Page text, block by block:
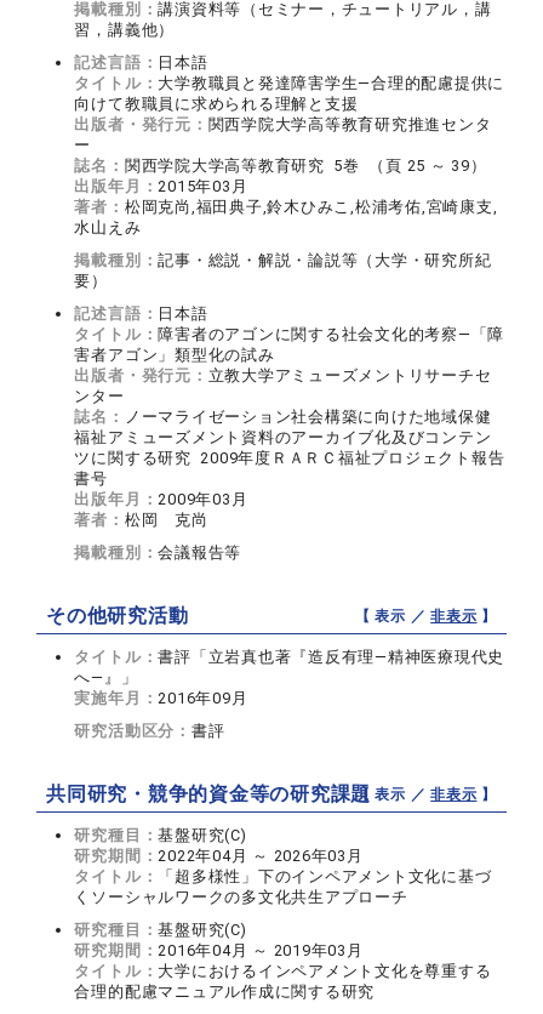
掲載種別：講演資料等（セミナー，チュートリアル，講
習，講義他）
記述言語： 日本語
タイトル： 大学教職員と発達障害学生―合理的配慮提供に
向けて教職員に求められる理解と支援
出版者・発行元： 関西学院大学高等教育研究推進センタ
ー
誌名： 関西学院大学高等教育研究 5巻 （頁 25 ～ 39）
出版年月：2015年03月
著者： 松岡克尚,福田典子,鈴木ひみこ,松浦考佑,宮崎康支,
水山えみ
掲載種別：記事・総説・解説・論説等（大学・研究所紀
要）
記述言語： 日本語
タイトル： 障害者のアゴンに関する社会文化的考察―「障
害者アゴン」類型化の試み
出版者・発行元： 立教大学アミューズメントリサーチセ
ンター
誌名： ノーマライゼーション社会構築に向けた地域保健
福祉アミューズメント資料のアーカイブ化及びコンテン
ツに関する研究 2009年度ＲＡＲＣ福祉プロジェクト報告
書号
出版年月：2009年03月
著者： 松岡 克尚
掲載種別：会議報告等
その他研究活動 【 表示 ／非表示 】
タイトル：書評「立岩真也著『造反有理―精神医療現代史
へ―』」
実施年月：2016年09月
研究活動区分： 書評
共同研究・競争的資金等の研究課題【 表示 ／非表示 】
研究種目：基盤研究(C)
研究期間：2022年04月 ～ 2026年03月
タイトル：
「超多様性」下のインペアメント文化に基づ
くソーシャルワークの多文化共生アプローチ
研究種目：基盤研究(C)
研究期間：2016年04月 ～ 2019年03月
タイトル： 大学におけるインペアメント文化を尊重する
合理的配慮マニュアル作成に関する研究